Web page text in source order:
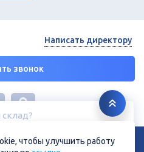
звонок
Написать директору
чтобы улучшить работу